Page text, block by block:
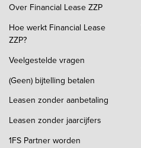
Over Financial Lease ZZP
Hoe werkt Financial Lease
ZZP?
Veelgestelde vragen
(Geen) bijtelling betalen
Leasen zonder aanbetaling
Leasen zonder jaarcijfers
1FS Partner worden